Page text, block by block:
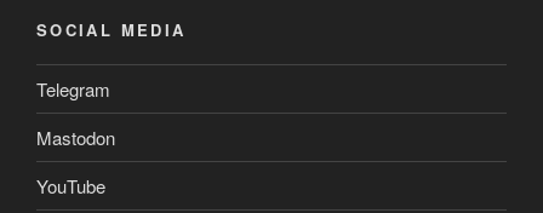
SOCIAL MEDIA
Telegram
Mastodon
YouTube